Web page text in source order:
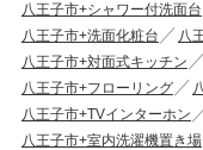
八王子市+シャワー付洗面台
八王子市+洗面化粧台
八
八王子市+対面式キッチン
八王子市+フローリング
八王子市+TVインターホン
八王子市+室内洗濯機置き場